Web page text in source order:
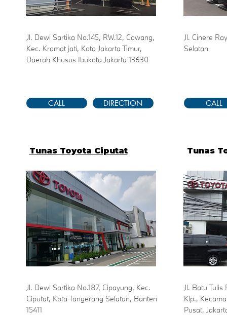
Jl. Dewi Sartika No.145, RW.12, Cawang,
Kec. Kramat jati, Kota Jakarta Timur,
Daerah Khusus Ibukota Jakarta 13630
CALL DIRECTION
Tunas Toyota Ciputat
Jl. Dewi Sartika No.187, Cipayung, Kec.
Ciputat, Kota Tangerang Selatan, Banten
15411
Jl. Cinere
Selatan
CALL
Tunas
Jl. Batu Tulis
Klp.,
Pusat,